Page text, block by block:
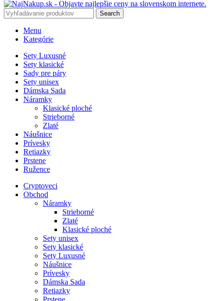
Search
Menu
Kategórie
Sety Luxusné
Sety klasické
Sady pre páry
Sety unisex
Dámska Sada
Náramky
Klasické ploché
Strieborné
Zlaté
Náušnice
Prívesky
Retiazky
Prstene
Ružence
Cryptoveci
Obchod
Náramky
Strieborné
Zlaté
Klasické ploché
Sety unisex
Sety klasické
Sety Luxusné
Náušnice
Prívesky
Dámska Sada
Retiazky